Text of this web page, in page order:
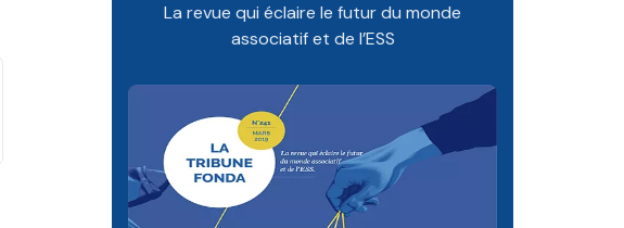
La revue qui éclaire le futur du monde
associatif et de l’ESS